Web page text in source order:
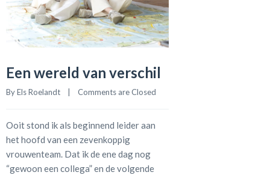
Een wereld van verschil
By Els Roelandt Comments are Closed
Ooit stond ik als beginnend leider aan
het hoofd van een zevenkoppig
vrouwenteam. Dat ik de ene dag nog
“gewoon een collega” en de volgende